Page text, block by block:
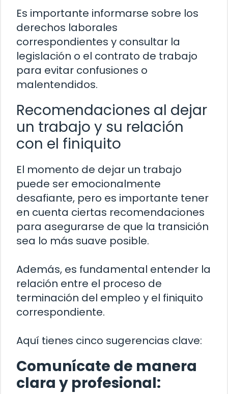
Es importante informarse sobre los
derechos laborales
correspondientes y consultar la
legislación o el contrato de trabajo
para evitar confusiones o
malentendidos.
Recomendaciones al dejar
un trabajo y su relación
con el finiquito
El momento de dejar un trabajo
puede ser emocionalmente
desafiante, pero es importante tener
en cuenta ciertas recomendaciones
para asegurarse de que la transición
sea lo más suave posible.
Además, es fundamental entender la
relación entre el proceso de
terminación del empleo y el finiquito
correspondiente.
Aquí tienes cinco sugerencias clave:
Comunícate de manera
clara y profesional: